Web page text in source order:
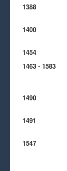
1388
1400
1454
1463 - 1583
1490
1491
1547